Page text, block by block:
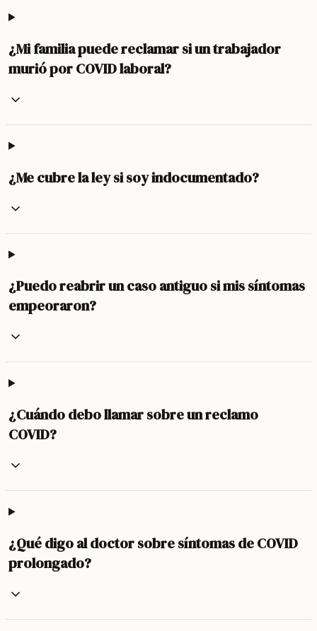
¿Mi familia puede reclamar si un trabajador
murió por COVID laboral?
¿Me cubre la ley si soy indocumentado?
¿Puedo reabrir un caso antiguo si mis síntomas
empeoraron?
¿Cuándo debo llamar sobre un reclamo
COVID?
¿Qué digo al doctor sobre síntomas de COVID
prolongado?